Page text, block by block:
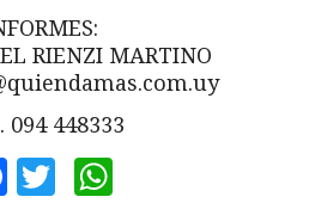
RIENZI MARTINO
094 448333
Facebook
Twitter